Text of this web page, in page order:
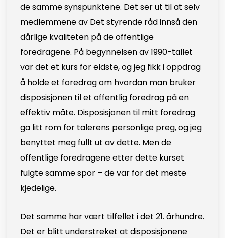
de samme synspunktene. Det ser ut til at selv
medlemmene av Det styrende råd innså den
dårlige kvaliteten på de offentlige
foredragene. På begynnelsen av 1990-tallet
var det et kurs for eldste, og jeg fikk i oppdrag
å holde et foredrag om hvordan man bruker
disposisjonen til et offentlig foredrag på en
effektiv måte. Disposisjonen til mitt foredrag
ga litt rom for talerens personlige preg, og jeg
benyttet meg fullt ut av dette. Men de
offentlige foredragene etter dette kurset
fulgte samme spor – de var for det meste
kjedelige.
Det samme har vært tilfellet i det 21. århundre.
Det er blitt understreket at disposisjonene